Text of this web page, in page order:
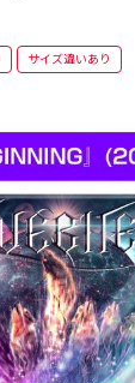
サイズ違いあり